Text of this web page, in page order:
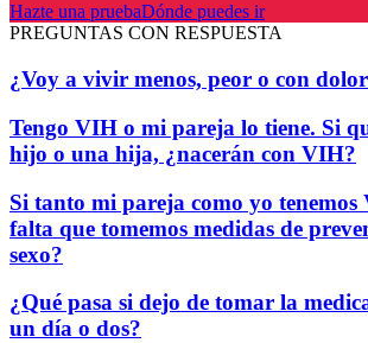
Hazte una pruebaDónde puedes ir
PREGUNTAS CON RESPUESTA
¿Voy a vivir menos, peor o con
Tengo VIH o mi pareja lo tiene. Si
hijo o una hija, ¿nacerán con VIH?
Si tanto mi pareja como yo tenemos
falta que tomemos medidas de
sexo?
¿Qué pasa si dejo de tomar la
un día o dos?